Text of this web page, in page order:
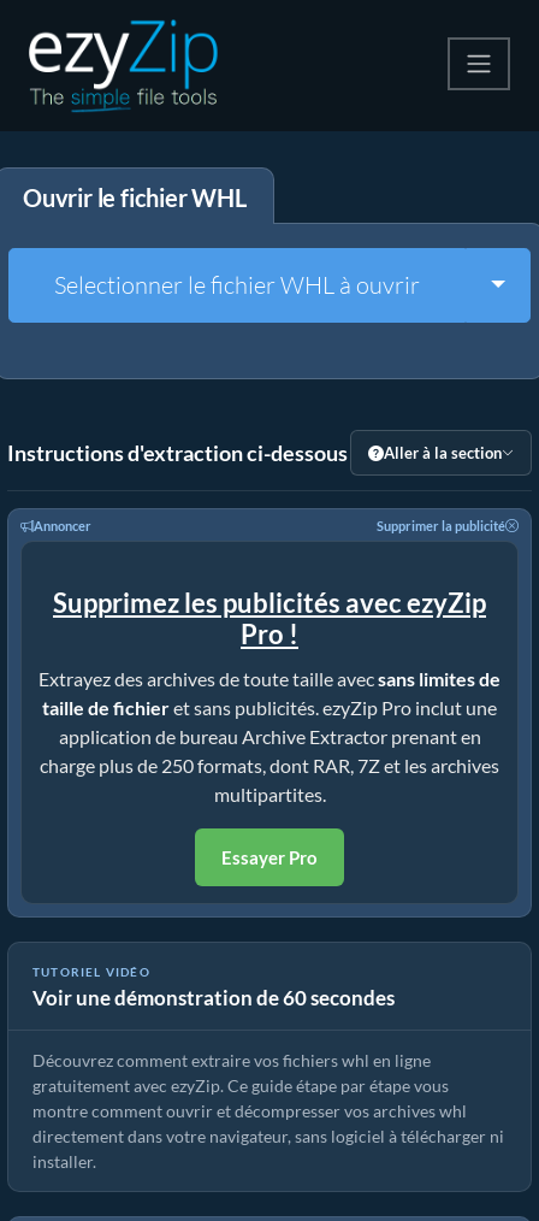
Décompresser
Autres outils
Ouvrir le fichier WHL
Selectionner le fichier WHL à ouvrir
Instructions d'extraction ci-dessous Aller à la section
Annoncer Supprimer la publicité
Supprimez les publicités avec ezyZip
Pro !
Extrayez des archives de toute taille avecsans limites de
taille de fichieret sans publicités. ezyZip Pro inclut une
application de bureau Archive Extractor prenant en
charge plus de 250 formats, dont RAR, 7Z et les archives
multipartites.
Essayer Pro
TUTORIEL VIDÉO
Voir une démonstration de 60 secondes
Comment extraire des fichiers whl en ligne avec ezyZip (gratuit,
sans installation)
Découvrez comment extraire vos fichiers whl en ligne
gratuitement avec ezyZip. Ce guide étape par étape vous
montre comment ouvrir et décompresser vos archives whl
directement dans votre navigateur, sans logiciel à télécharger ni
installer.